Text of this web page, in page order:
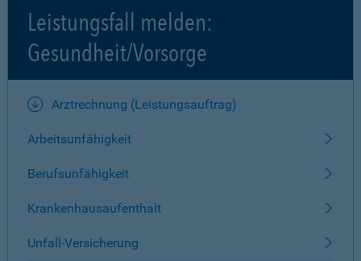
Leistungsfall melden:
Gesundheit/Vorsorge
Arztrechnung (Leistungsauftrag)
Arbeitsunfähigkeit
Berufsunfähigkeit
Krankenhausaufenthalt
Unfall-Versicherung